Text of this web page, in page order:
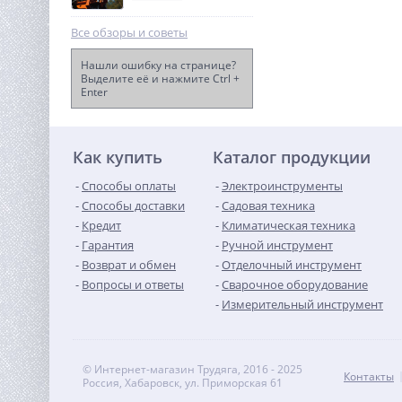
Генератор бензиновый
TOR KM3800H с ручным
Все обзоры и советы
Нашли ошибку на странице?
Выделите её и нажмите Ctrl +
Enter
Как купить
Способы оплаты
Способы доставки
Кредит
Гарантия
Возврат и обмен
Вопросы и ответы
Каталог продукции
Электроинструменты
Садовая техника
Климатическая техника
Ручной инструмент
Отделочный инструмент
Сварочное оборудование
Измерительный инструмент
© Интернет-магазин Трудяга, 2016 - 2025
Россия, Хабаровск, ул. Приморская 61
Контакты